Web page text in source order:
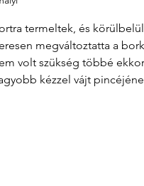
termeltek, és
megváltoztatta a
volt szükség többé
kézzel vájt